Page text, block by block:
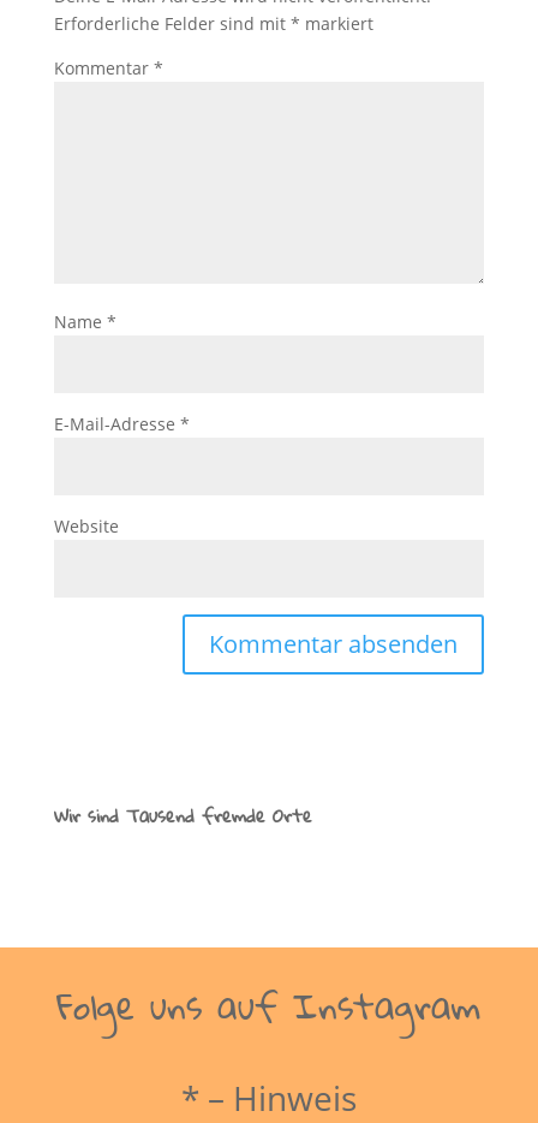
Erforderliche Felder sind mit * markiert
Kommentar *
Name *
E-Mail-Adresse *
Website
Wir sind Tausend fremde Orte
Folge uns auf Instagram
* – Hinweis